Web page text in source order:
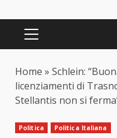
PRIMARY
Home » Schlein:
licenziamenti di
Stellantis non si
Politica Politica Italiana